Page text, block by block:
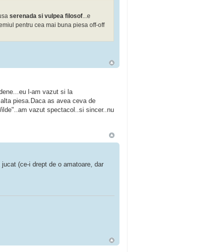
serenada si vulpea filosof...e
pentru cea mai buna piesa off-off
l-am vazut si la
piesa.Daca as avea ceva de
vazut spectacol..si sincer..nu
(ce-i drept de o amatoare, dar